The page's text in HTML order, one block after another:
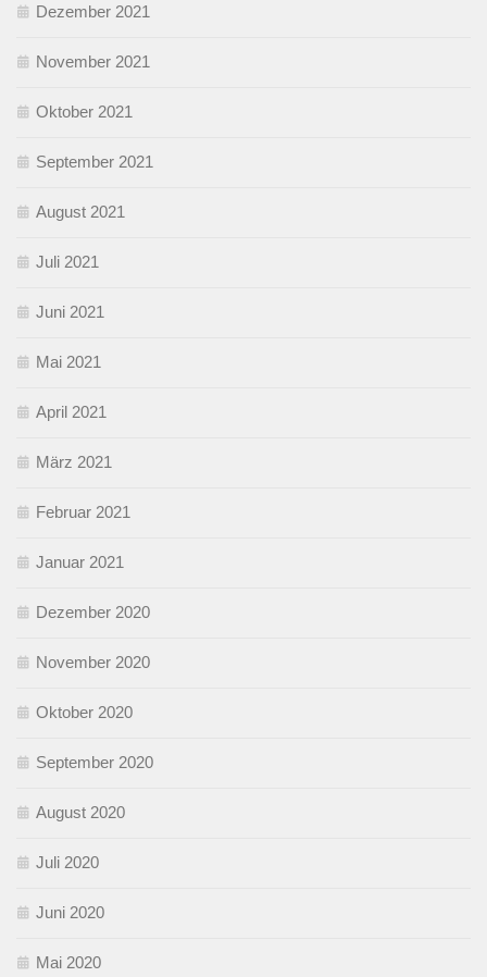
Dezember 2021
November 2021
Oktober 2021
September 2021
August 2021
Juli 2021
Juni 2021
Mai 2021
April 2021
März 2021
Februar 2021
Januar 2021
Dezember 2020
November 2020
Oktober 2020
September 2020
August 2020
Juli 2020
Juni 2020
Mai 2020